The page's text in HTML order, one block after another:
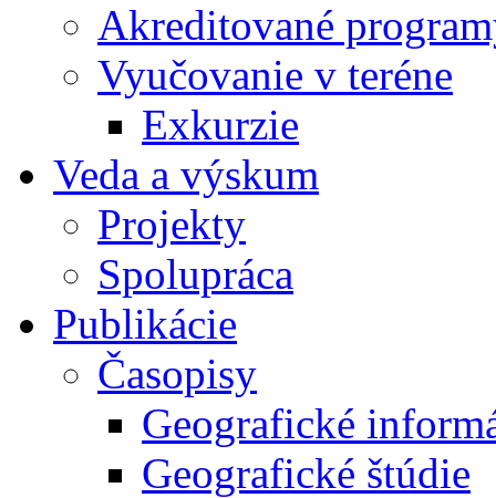
Akreditované
Vyučovanie v teréne
Exkurzie
Veda a výskum
Projekty
Spolupráca
Publikácie
Časopisy
Geografické
Geografické štúdie